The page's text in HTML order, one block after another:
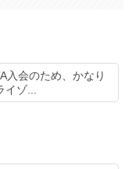
入会のため、かなり
ゾ...